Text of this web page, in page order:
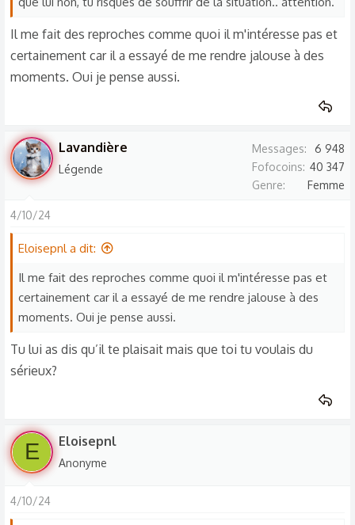
Il me fait des reproches comme quoi il m'intéresse pas et
certainement car il a essayé de me rendre jalouse à des
moments. Oui je pense aussi.
Lavandière
Légende
Messages
6 948
Fofocoins 40 347
Genre
Femme
4/10/24
Eloisepnl a dit:
Il me fait des reproches comme quoi il m'intéresse pas et
certainement car il a essayé de me rendre jalouse à des
moments. Oui je pense aussi.
Tu lui as dis qu’il te plaisait mais que toi tu voulais du
sérieux?
E Eloisepnl
Anonyme
4/10/24